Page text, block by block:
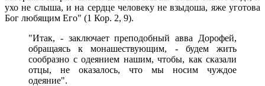
ухо не слыша, и на сердце человеку не взыдоша, яже уготова
Бог любящим Его" (1 Кор. 2, 9).
"Итак, - заключает преподобный авва Дорофей,
обращаясь к монашествующим, - будем жить
сообразно с одеянием нашим, чтобы, как сказали
отцы, не оказалось, что мы носим чуждое
одеяние".